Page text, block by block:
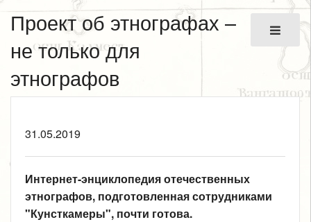
Проект об этнографах –
не только для
этнографов
31.05.2019
Интернет-энциклопедия отечественных
этнографов, подготовленная сотрудниками
"Кунсткамеры", почти готова.